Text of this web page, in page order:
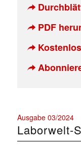
PDF
Ausgabe 03/2024
Laborwelt-